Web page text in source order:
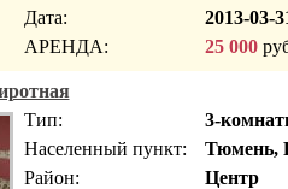
Дата:
2013-03-
АРЕНДА:
25 000
Тип:
3-
Населенный пункт:
Тюмень,
Район:
Центр